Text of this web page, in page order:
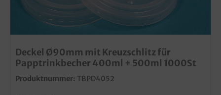
Deckel Ø90mm mit Kreuzschlitz für
Papptrinkbecher 400ml + 500ml 1000St
Produktnummer: TBPD4052